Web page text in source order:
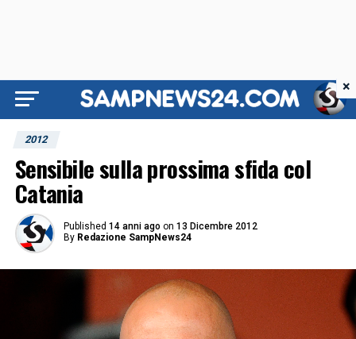
2012
Sensibile sulla prossima sfida col
Catania
Published 14 anni ago on 13 Dicembre 2012
By Redazione SampNews24
×